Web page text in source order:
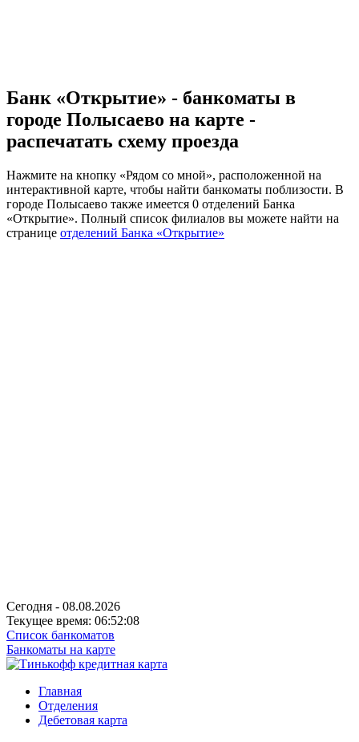
Банк «Открытие» - банкоматы в
городе Полысаево на карте -
распечатать схему проезда
Нажмите на кнопку «Рядом со мной», расположенной на
интерактивной карте, чтобы найти банкоматы поблизости. В
городе Полысаево также имеется 0 отделений Банка
«Открытие». Полный список филиалов вы можете найти на
странице отделений Банка «Открытие»
Сегодня - 08.08.2026
Текущее время: 06:52:08
Список банкоматов
Банкоматы на карте
Главная
Отделения
Дебетовая карта